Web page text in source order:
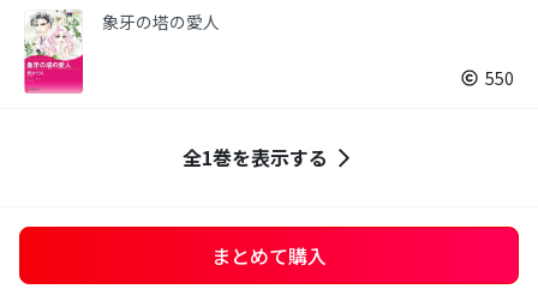
象牙の塔の愛人
550
全1巻を表示する
まとめて購入